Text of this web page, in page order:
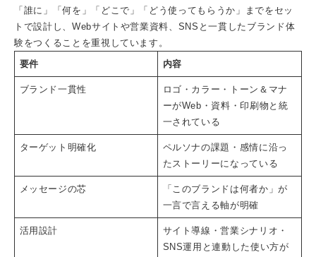
「誰に」「何を」「どこで」「どう使ってもらうか」までをセッ
トで設計し、 Webサイト や営業資料、SNSと一貫したブランド体
験をつくることを重視しています。
要件
内容
ブランド一貫性
ロゴ・カラー・トーン＆マナ
ーがWeb・資料・印刷物と統
一されている
ターゲット明確化
ペルソナの課題・感情に沿っ
たストーリーになっている
メッセージの芯
「このブランドは何者か」が
一言で言える軸が明確
活用設計
サイト導線・営業シナリオ・
SNS運用と連動した使い方が